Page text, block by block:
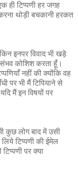
ही टिप्पणी हर जगह
थोड़ी बचकानी हरकत
इनपर विवाद भी खड़े
कोशिश करता हूँ।
नहीं की क्योंकि वह
पर भी मैं टिपियाने से
मैं इन विषयों पर
कुछ लोग बाद में उसी
टिप्पणी की ईमेल
पर क्या